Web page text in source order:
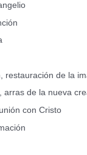
restauración de la
arras de la nueva
con Cristo